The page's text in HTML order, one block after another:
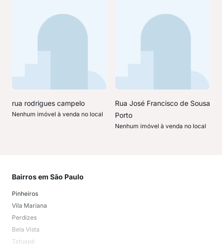
rua rodrigues campelo
Nenhum imóvel à venda no local
Rua José Francisco de Sousa
Porto
Nenhum imóvel à venda no local
Bairros em São Paulo
Pinheiros
Vila Mariana
Perdizes
Bela Vista
Tatuapé